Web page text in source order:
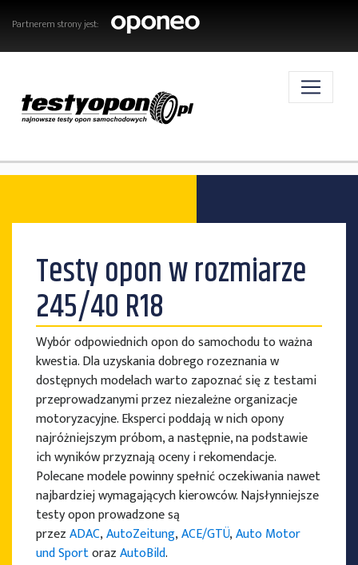
Partnerem strony jest:
AKTUALNOŚCI
OPONY
TESTY OPON
PRODUCENCI OPON
Testy opon w rozmiarze
245/40 R18
Wybór odpowiednich opon do samochodu to ważna
kwestia. Dla uzyskania dobrego rozeznania w
dostępnych modelach warto zapoznać się z testami
przeprowadzanymi przez niezależne organizacje
motoryzacyjne. Eksperci poddają w nich opony
najróżniejszym próbom, a następnie, na podstawie
ich wyników przyznają oceny i rekomendacje.
Polecane modele powinny spełnić oczekiwania nawet
najbardziej wymagających kierowców. Najsłynniejsze
testy opon prowadzone są
przezADAC,AutoZeitung,ACE/GTÜ,Auto Motor
und SportorazAutoBild.